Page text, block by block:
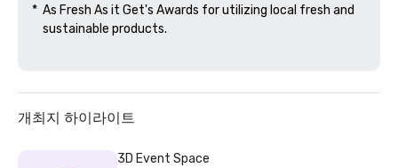
*  As Fresh As it Get's Awards for utilizing local fresh and
    sustainable products.
개최지 하이라이트
3D Event Space